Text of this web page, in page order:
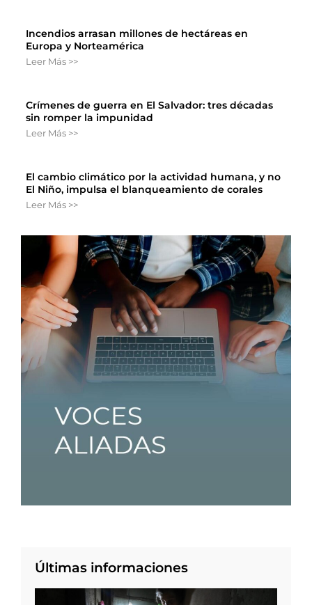
Incendios arrasan millones de hectáreas en
Europa y Norteamérica
Leer Más >>
Crímenes de guerra en El Salvador: tres décadas
sin romper la impunidad
Leer Más >>
El cambio climático por la actividad humana, y no
El Niño, impulsa el blanqueamiento de corales
Leer Más >>
Últimas informaciones